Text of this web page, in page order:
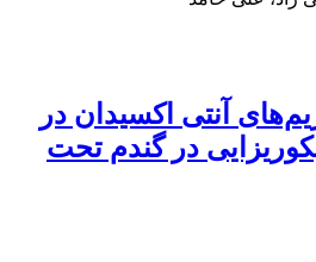
آنتی اکسیدان در
در گندم تحت